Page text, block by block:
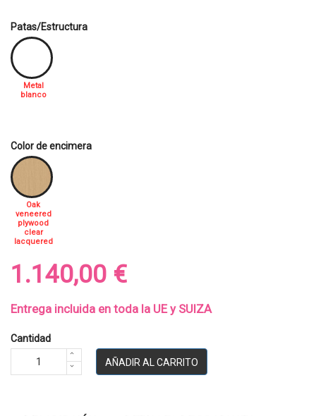
Patas/Estructura
Metal
blanco
Color de encimera
Oak
veneered
plywood
clear
lacquered
1.140,00 €
Entrega incluida en toda la UE y SUIZA
Cantidad
AÑADIR AL CARRITO